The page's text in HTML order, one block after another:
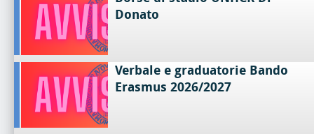
Donato
Verbale e graduatorie Bando
Erasmus 2026/2027